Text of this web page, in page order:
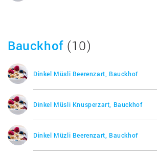
Bauckhof(10)
Dinkel Müsli Beerenzart, Bauckhof
Dinkel Müsli Knusperzart, Bauckhof
Dinkel Müzli Beerenzart, Bauckhof